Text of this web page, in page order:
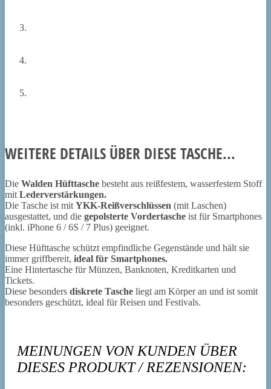
WEITERE DETAILS ÜBER DIESE TASCHE...
Die Walden Hüfttasche besteht aus reißfestem, wasserfestem Stoff
mit Lederverstärkungen.
Die Tasche ist mit YKK-Reißverschlüssen (mit Laschen)
ausgestattet, und die gepolsterte Vordertasche ist für Smartphones
(inkl. iPhone 6 / 6S / 7 Plus) geeignet.
Diese Hüfttasche schützt empfindliche Gegenstände und hält sie
immer griffbereit, ideal für Smartphones.
Eine Hintertasche für Münzen, Banknoten, Kreditkarten und
Tickets.
Diese besonders diskrete Tasche liegt am Körper an und ist somit
besonders geschützt, ideal für Reisen und Festivals.
MEINUNGEN VON KUNDEN ÜBER
DIESES PRODUKT / REZENSIONEN: